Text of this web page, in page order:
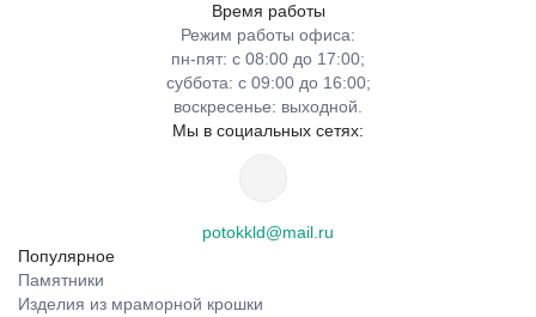
Время работы
Режим работы офиса:
пн-пят: с 08:00 до 17:00;
суббота: с 09:00 до 16:00;
воскресенье: выходной.
Мы в социальных сетях:
potokkld@mail.ru
Популярное
Памятники
Изделия из мраморной крошки